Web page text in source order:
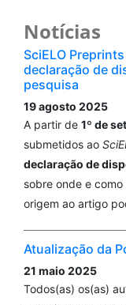
Notícias
SciELO
declaração de
pesquisa
19 agosto 2025
A partir de 1º de
submetidos ao
declaração de
sobre onde e
origem ao artigo
Atualização da
21 maio 2025
Todos(as) os(as)